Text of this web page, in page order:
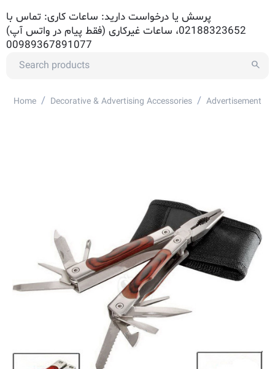
پرسش یا درخواست دارید: ساعات کاری: تماس با
02188323652، ساعات غیرکاری (فقط پیام در واتس آپ)
00989367891077
Home / Decorative & Advertising Accessories / Advertisement